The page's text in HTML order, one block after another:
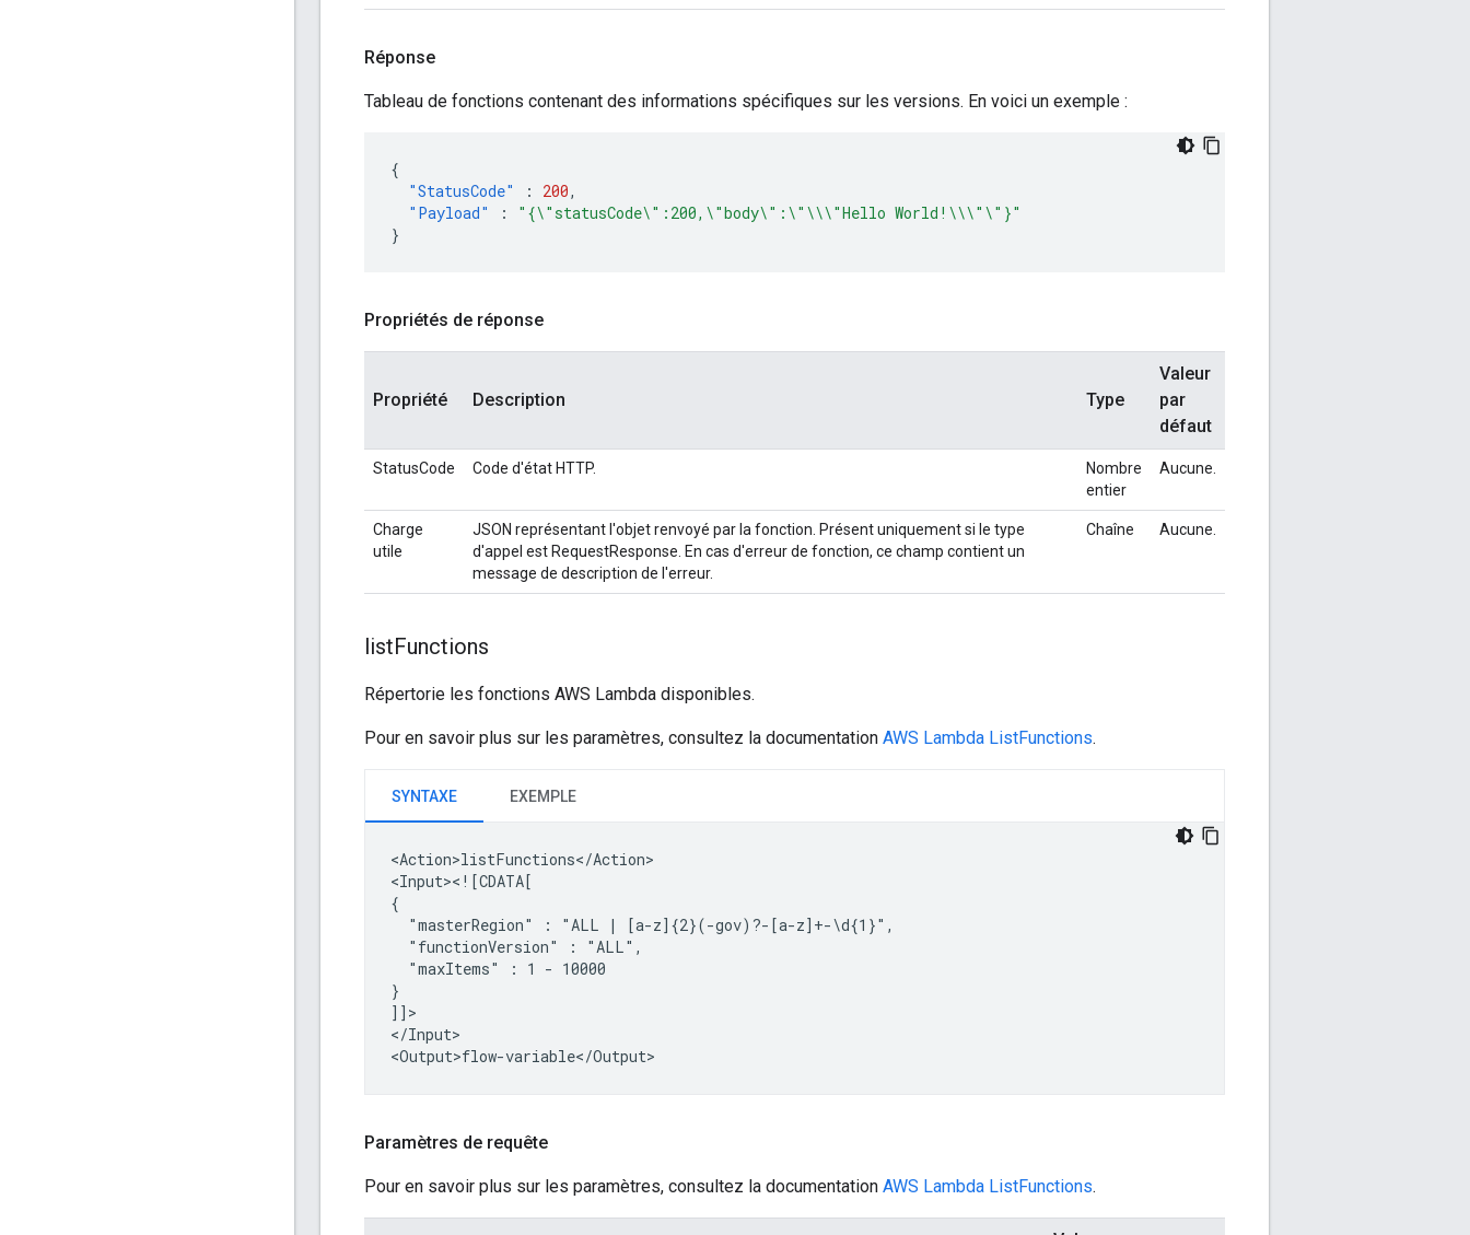
Réponse
Tableau de fonctions contenant des informations spécifiques sur les versions. En voici un exemple :
{
"StatusCode"
: 200,
"Payload"
:
"{\"statusCode\":200,\"body\":\"\\\"Hello World!\\\"\"}"
}
Propriétés de réponse
Propriété Description Type
Valeur
par
défaut
StatusCode Code d'état HTTP.
Nombre
entier
Aucune.
Charge
utile
JSON représentant l'objet renvoyé par la fonction. Présent uniquement si le type
d'appel est RequestResponse. En cas d'erreur de fonction, ce champ contient un
message de description de l'erreur.
Chaîne Aucune.
listFunctions
Répertorie les fonctions AWS Lambda disponibles.
Pour en savoir plus sur les paramètres, consultez la documentation AWS Lambda ListFunctions.
SYNTAXE EXEMPLE
<Action>listFunctions</Action>
<Input><![CDATA[
"masterRegion"
: "ALL |
"functionVersion"
:
"maxItems"
: 1 - 10000
}
]]>
</Input>
Paramètres de requête
Pour en savoir plus sur les paramètres, consultez la documentation AWS Lambda ListFunctions.